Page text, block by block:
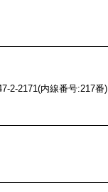
2-2171(内線番号:217番)